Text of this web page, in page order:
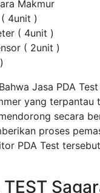
Makmur
4unit )
( 4unit )
( 2unit )
Jasa PDA
yang
secara
proses
PDA Test
TEST